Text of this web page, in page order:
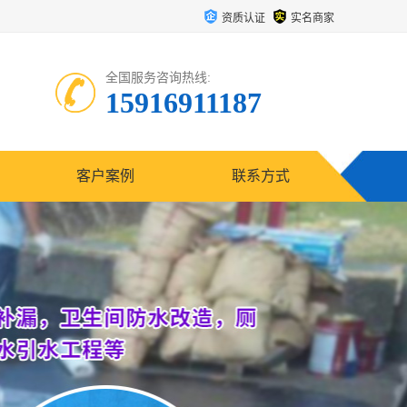
资质认证 实名商家
全国服务咨询热线:
15916911187
客户案例 联系方式